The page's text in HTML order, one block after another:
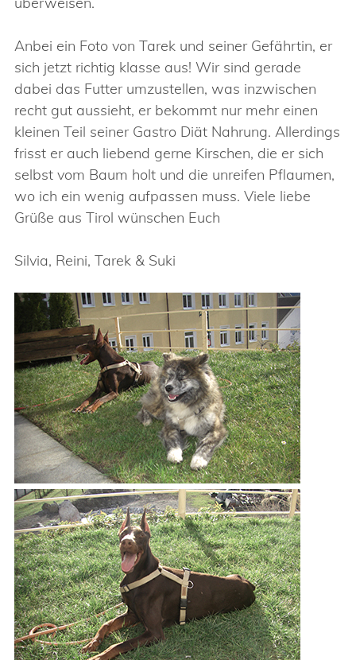
Anbei ein Foto von Tarek und seiner Gefährtin, er
sich jetzt richtig klasse aus! Wir sind gerade
dabei das Futter umzustellen, was inzwischen
recht gut aussieht, er bekommt nur mehr einen
kleinen Teil seiner Gastro Diät Nahrung. Allerdings
frisst er auch liebend gerne Kirschen, die er sich
selbst vom Baum holt und die unreifen Pflaumen,
wo ich ein wenig aufpassen muss. Viele liebe
Grüße aus Tirol wünschen Euch
Silvia, Reini, Tarek & Suki